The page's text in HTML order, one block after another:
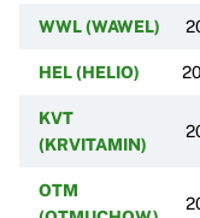
WWL (WAWEL)
HEL (HELIO)
KVT
(KRVITAMIN)
OTM